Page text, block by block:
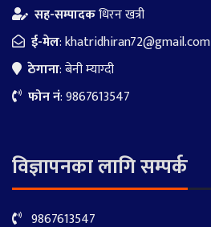
सह-सम्पादकधिरन खत्री
ई-मेल:khatridhiran72@gmail.com
ठेगाना: बेनी म्याग्दी
फोन नं: 9867613547
विज्ञापनका लागि सम्पर्क
9867613547